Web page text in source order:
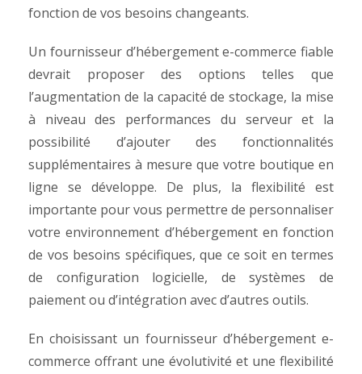
fonction de vos besoins changeants.
Un fournisseur d’hébergement e-commerce fiable
devrait proposer des options telles que
l’augmentation de la capacité de stockage, la mise
à niveau des performances du serveur et la
possibilité d’ajouter des fonctionnalités
supplémentaires à mesure que votre boutique en
ligne se développe. De plus, la flexibilité est
importante pour vous permettre de personnaliser
votre environnement d’hébergement en fonction
de vos besoins spécifiques, que ce soit en termes
de configuration logicielle, de systèmes de
paiement ou d’intégration avec d’autres outils.
En choisissant un fournisseur d’hébergement e-
commerce offrant une évolutivité et une flexibilité